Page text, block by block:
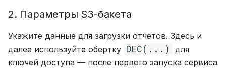
2. Параметры S3-бакета
Укажите данные для загрузки отчетов. Здесь и
далее используйте обертку DEC(...)
для
ключей доступа — после первого запуска сервиса